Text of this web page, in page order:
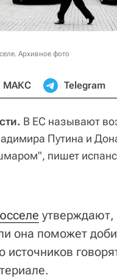
Архивное фото
МАКС Telegram
В ЕС называют
Путина и
пишет
утверждают,
она поможет
источников